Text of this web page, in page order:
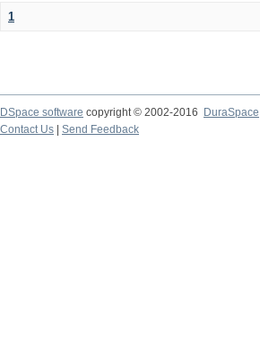
1
DSpace software copyright © 2002-2016
DuraSpace
Contact Us
Send Feedback